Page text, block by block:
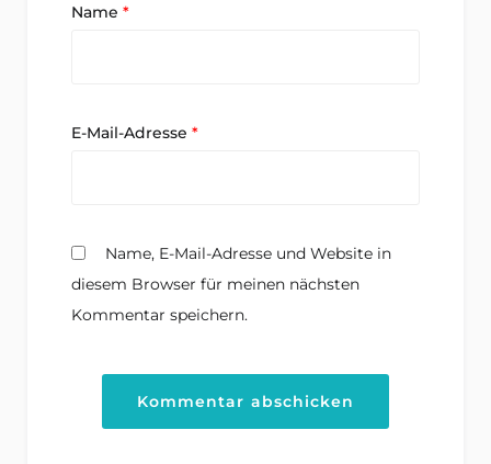
Name *
E-Mail-Adresse *
Name, E-Mail-Adresse und Website in
diesem Browser für meinen nächsten
Kommentar speichern.